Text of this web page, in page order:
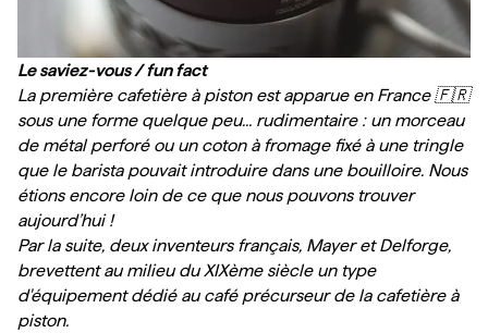
Le saviez-vous / fun fact
La première cafetière à piston est apparue en France 🇫🇷
sous une forme quelque peu... rudimentaire : un morceau
de métal perforé ou un coton à fromage fixé à une tringle
que le barista pouvait introduire dans une bouilloire. Nous
étions encore loin de ce que nous pouvons trouver
aujourd’hui !
Par la suite, deux inventeurs français, Mayer et Delforge,
brevettent au milieu du XIXème siècle un type
d'équipement dédié au café précurseur de la cafetière à
piston.